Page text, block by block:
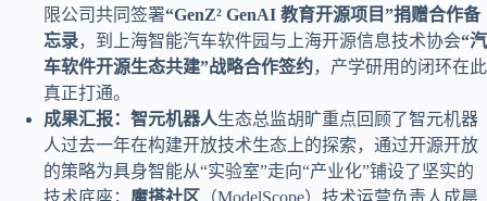
限公司共同签署“GenZ² GenAI 教育开源项目”捐赠合作备
忘录，到上海智能汽车软件园与上海开源信息技术协会“汽
车软件开源生态共建”战略合作签约，产学研用的闭环在此
真正打通。
成果汇报：智元机器人生态总监胡旷重点回顾了智元机器
人过去一年在构建开放技术生态上的探索，通过开源开放
的策略为具身智能从“实验室”走向“产业化”铺设了坚实的